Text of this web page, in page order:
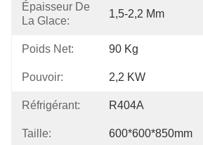
Épaisseur De
La Glace:
1,5-2,2 Mm
Poids Net: 90 Kg
Pouvoir: 2,2 KW
Réfrigérant: R404A
Taille: 600*600*850mm